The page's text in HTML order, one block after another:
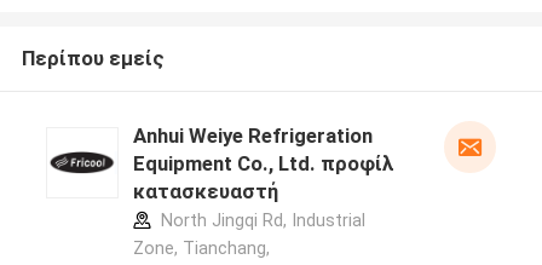
Περίπου εμείς
Anhui Weiye Refrigeration
Equipment Co., Ltd. προφίλ
κατασκευαστή
North Jingqi Rd, Industrial
Zone, Tianchang,